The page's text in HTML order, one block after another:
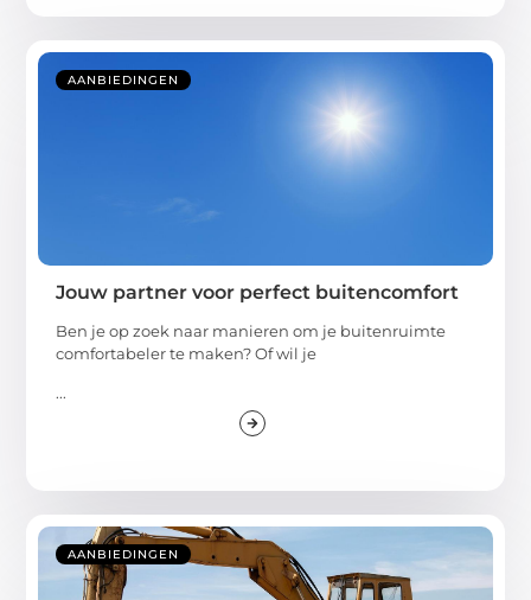
AANBIEDINGEN
Jouw partner voor perfect buitencomfort
Ben je op zoek naar manieren om je buitenruimte
comfortabeler te maken? Of wil je
...
AANBIEDINGEN